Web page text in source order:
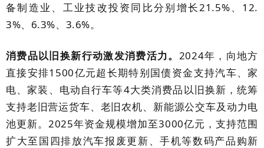
备制造业、工业技改投资同比分别增长21.5%、 1 2.
3%、 6.3%、 3.6%。
消费品以旧换新行动激发消费活力。 2024年，向地方
直接安排1500亿元超长期特别国债资金支持汽车、家
电、家装、电动自行车等4大类消费品以旧换新，统筹
支持老旧营运货车、老旧农机、新能源公交车及动力电
池更新。2025年资金规模增加至3000亿元，支持范围
扩大至国四排放汽车报废更新、手机等数码产品购新